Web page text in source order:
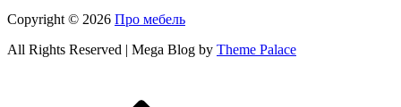
Copyright © 2026 Про мебель
All Rights Reserved | Mega Blog by Theme Palace